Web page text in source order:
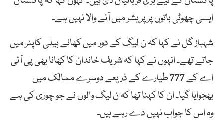
ایسی چھوٹی باتوں پر پریشر میں آنے والا نہیں ہے۔
شہباز گل نے کہا کہ ن لیگ کے دور میں کھانے ہیلی کاپٹر میں
جاتے تھے۔ انہوں نے کہا کہ شریف خاندان کا کھانا بھی پی آئی
اے کے 777 طیارے کے ذریعے دوسرے ممالک میں
بھجوایا گیا۔ ان کا کہنا تھا کہ ن لیگ والوں نے جو چوری کی ہے
وہ اس کا جواب نہیں دے رہے ہیں۔